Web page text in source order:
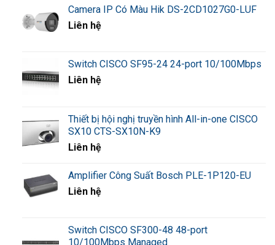
Camera IP Có Màu Hik DS-2CD1027G0-LUF
Liên hệ
Switch CISCO SF95-24 24-port 10/100Mbps
Liên hệ
Thiết bị hội nghị truyền hình All-in-one CISCO
SX10 CTS-SX10N-K9
Liên hệ
Amplifier Công Suất Bosch PLE-1P120-EU
Liên hệ
Switch CISCO SF300-48 48-port
10/100Mbps Managed